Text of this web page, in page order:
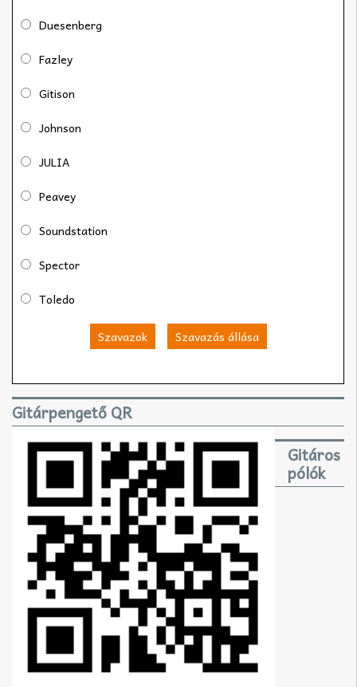
Duesenberg
Fazley
Gitison
Johnson
JULIA
Peavey
Soundstation
Spector
Toledo
Szavazok Szavazás állása
Gitárpengető QR
Gitáros
pólók